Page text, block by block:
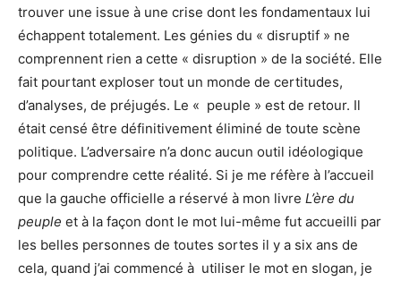
trouver une issue à une crise dont les fondamentaux lui
échappent totalement. Les génies du « disruptif » ne
comprennent rien a cette « disruption » de la société. Elle
fait pourtant exploser tout un monde de certitudes,
d’analyses, de préjugés. Le « peuple » est de retour. Il
était censé être définitivement éliminé de toute scène
politique. L’adversaire n’a donc aucun outil idéologique
pour comprendre cette réalité. Si je me réfère à l’accueil
que la gauche officielle a réservé à mon livre L’ère du
peuple et à la façon dont le mot lui-même fut accueilli par
les belles personnes de toutes sortes il y a six ans de
cela, quand j’ai commencé à utiliser le mot en slogan, je